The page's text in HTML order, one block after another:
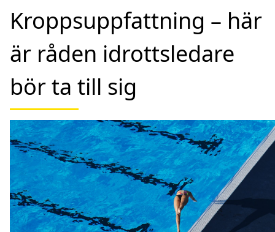
Kroppsuppfattning – här
är råden idrottsledare
bör ta till sig